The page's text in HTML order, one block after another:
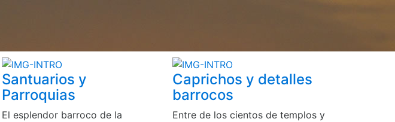
Santuarios y
Parroquias
El esplendor barroco de la
Caprichos y detalles
barrocos
Entre de los cientos de templos y